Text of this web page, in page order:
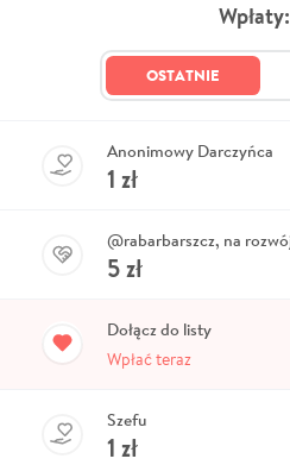
Wpłaty:
OSTATNIE
Anonimowy Darczyńca
1 zł
5zł
Dołącz do listy
Wpłać teraz
Szefu
1 zł